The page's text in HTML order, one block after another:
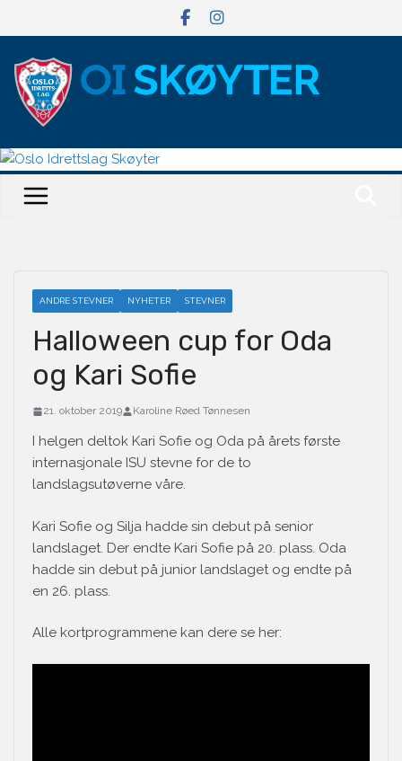
ANDRE STEVNER NYHETER STEVNER
Halloween cup for Oda
og Kari Sofie
21. oktober 2019 Karoline Røed Tønnesen
I helgen deltok Kari Sofie og Oda på årets første
internasjonale ISU stevne for de to
landslagsutøverne våre.
Kari Sofie og Silja hadde sin debut på senior
landslaget. Der endte Kari Sofie på 20. plass. Oda
hadde sin debut på junior landslaget og endte på
en 26. plass.
Alle kortprogrammene kan dere se her: